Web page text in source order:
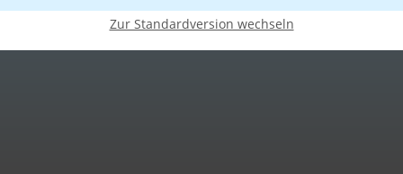
Zur Standardversion wechseln